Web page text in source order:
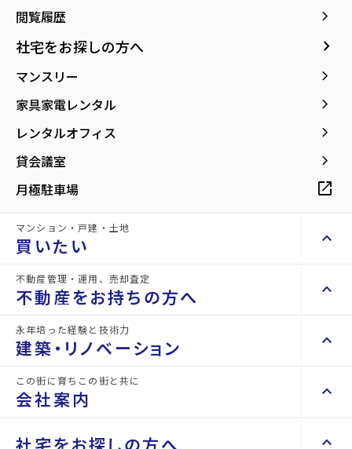
閲覧履歴 keyboard_arrow_right
社宅をお探しの方へ keyboard_arrow_right
マンスリー keyboard_arrow_right
家具家電レンタル keyboard_arrow_right
レンタルオフィス keyboard_arrow_right
貸会議室 keyboard_arrow_right
月極駐車場 open_in_new
マンション・戸建・土地
買いたい keyboard_arrow_up
不動産を買いたい方へ keyboard_arrow_right
space_dashboard
エリアから探す
不動産管理・運用、売却査定
不動産をお持ちの方へ keyboard_arrow_up
不動産をお持ちの方へ keyboard_arrow_right
山一地所の賃貸管理
不動産を貸すまでの流れ
永年培った経験と技術力
建築・リノベーション keyboard_arrow_up
建築・リノベーション keyboard_arrow_right
この街に育ちこの街と共に
会社案内 keyboard_arrow_up
会社案内 keyboard_arrow_right
社宅をお探しの方へ keyboard_arrow_up
詳細情報
物件名 コンフォルト支倉
所在地 宮城県仙台市青葉区支倉町
仙台市地下鉄東西線/大町西公園駅 徒歩13分
仙台市営バス バス停『市民会館前』から徒
種別 賃貸マンション
2005年